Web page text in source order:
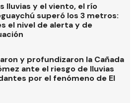
lluvias y el viento, el río
superó los 3 metros:
el nivel de alerta y de
y profundizaron la Cañada
ante el riesgo de lluvias
por el fenómeno de El